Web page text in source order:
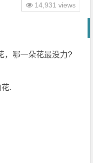
，哪一朵花最没力?
.
14,931 views